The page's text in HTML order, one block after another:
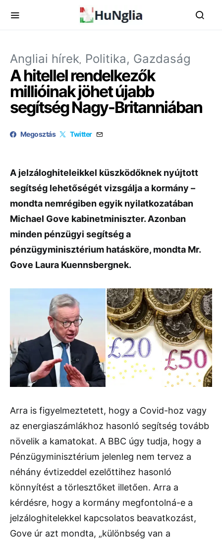
Angliai hírek Politika, Gazdaság
A hitellel rendelkezők
millióinak jöhet újabb
segítség Nagy-Britanniában
Megosztás Twitter
A jelzáloghiteleikkel küszködőknek nyújtott
segítség lehetőségét vizsgálja a kormány –
mondta nemrégiben egyik nyilatkozatában
Michael Gove kabinetminiszter. Azonban
minden pénzügyi segítség a
pénzügyminisztérium hatásköre, mondta Mr.
Gove Laura Kuennsbergnek.
Arra is figyelmeztetett, hogy a Covid-hoz vagy
az energiaszámlákhoz hasonló segítség tovább
növelik a kamatokat. A BBC úgy tudja, hogy a
Pénzügyminisztérium jelenleg nem tervez a
néhány évtizeddel ezelőttihez hasonló
könnyítést a törlesztőket illetően. Arra a
kérdésre, hogy a kormány megfontolná-e a
jelzáloghitelekkel kapcsolatos beavatkozást,
Gove úr azt mondta, „különbség van a